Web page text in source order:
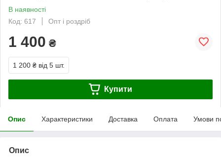
В наявності
Код: 617
Опт і роздріб
1 400 ₴
1 200 ₴ від 5 шт.
Купити
Опис Характеристики Доставка Оплата Умови
Опис